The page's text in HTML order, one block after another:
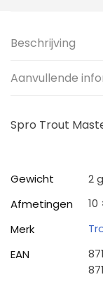
Beschrijving
Aanvullende
Spro Trout
Gewicht
2 g
Afmetingen
Merk
EAN